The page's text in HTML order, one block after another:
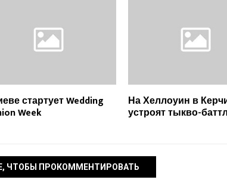
стартует Wedding
Week
На Хеллоуин в
устроят тыкво-баттл
ЧТОБЫ ПРОКОММЕНТИРОВАТЬ